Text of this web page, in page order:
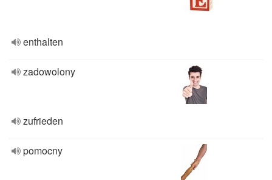
enthalten
zadowolony
zufrieden
pomocny